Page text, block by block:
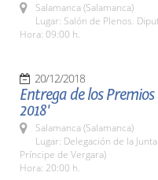
Salamanca (Salamanca)
Lugar: Salón de Plenos.
Hora: 09:00 h.
20/12/2018
Entrega de los
2018'
Salamanca (Salamanca)
Lugar: Delegación de la
Príncipe de Vergara)
Hora: 20:00 h.